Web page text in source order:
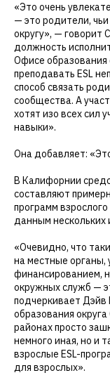
«Это очень
— это родители,
округу», — говорит
должность
Офисе образования
преподавать ESL
способ связать
сообщества. А
хотят изо всех сил
навыки».
Она добавляет:
В Калифорнии
составляют
программ
данным нескольких
«Очевидно, что
на местные органы,
финансированием,
окружных служб —
подчеркивает
образования
районах просто
немного иная, но и
взрослые ESL-
для взрослых».